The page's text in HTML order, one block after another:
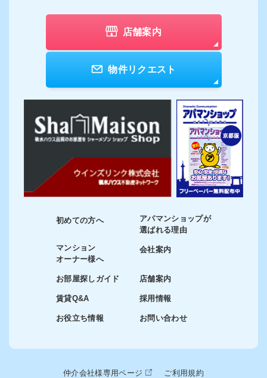
店舗案内
物件リクエスト
初めての方へ
マンション
オーナー様へ
お部屋探しガイド
賃貸Q&A
お役立ち情報
アパマンショップが
選ばれる理由
会社案内
店舗案内
採用情報
お問い合わせ
仲介会社様専用ページ ご利用規約